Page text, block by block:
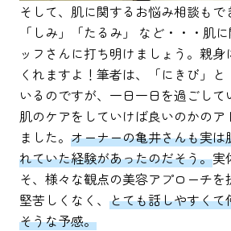
そして、肌に関するお悩み相談もで
「しみ」「たるみ」 など・・・肌
ッフさんに打ち明けましょう。親
くれますよ！筆者は、「にきび」
いるのですが、一日一日を過ごして
肌のケアをしていけば良いのかのア
ました。 オーナーの亀井さんも実
れていた経験があったのだそう。実
そ、様々な観点の美容アプローチを
堅苦しくなく、 とても話しやすく
そうな予感。